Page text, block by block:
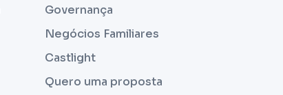
Governança
Negócios Familiares
Castlight
Quero uma proposta